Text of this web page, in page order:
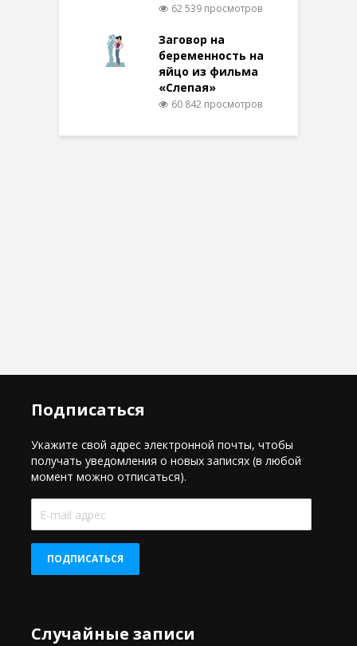
62 539 просмотров
Заговор на
беременность на
яйцо из фильма
«Слепая»
60 842 просмотров
Подписаться
Укажите свой адрес электронной почты, чтобы
получать уведомления о новых записях (в любой
момент можно отписаться).
E-
mail
ПОДПИСАТЬСЯ
Случайные записи